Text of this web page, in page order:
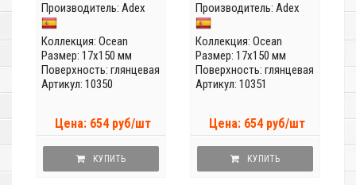
Производитель: Adex
Коллекция: Ocean
Размер: 17x150 мм
Поверхность: глянцевая
Артикул: 10350
Цена: 654 руб/шт
КУПИТЬ
Производитель: Adex
Коллекция: Ocean
Размер: 17x150 мм
Поверхность: глянцевая
Артикул: 10351
Цена: 654 руб/шт
КУПИТЬ